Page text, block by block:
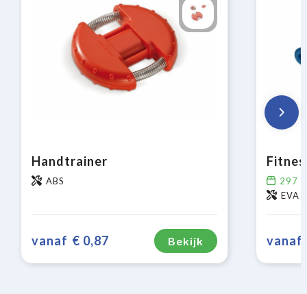
Handtrainer
ABS
vanaf € 0,87 Bekijk
297
EVA
vanaf